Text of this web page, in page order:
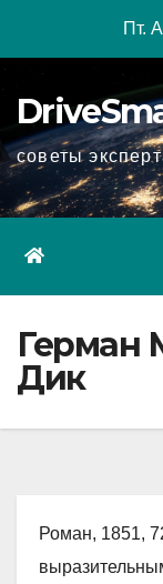
Пт.
советы
Герман
Дик
Роман, 1851,